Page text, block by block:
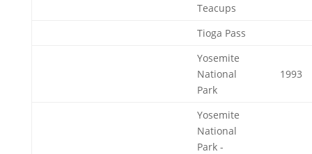
Teacups
Tioga Pass
Yosemite
National
Park
1993
Yosemite
National
Park -